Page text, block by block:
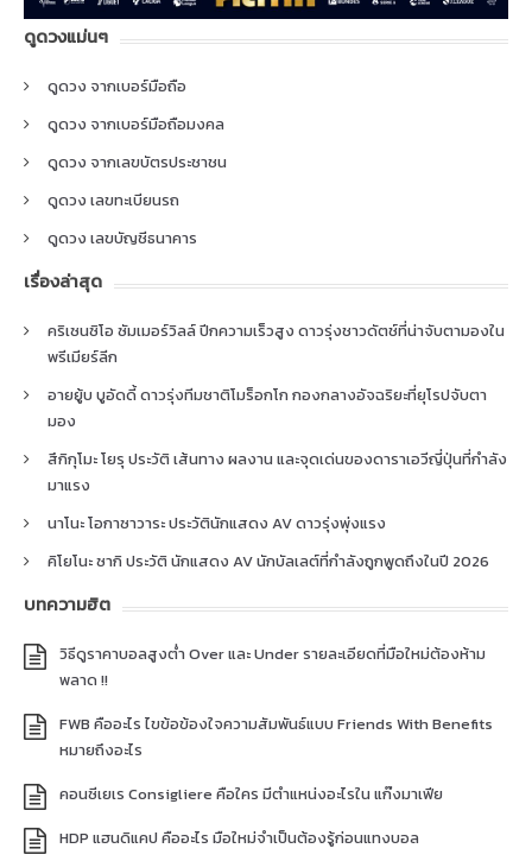
ดูดวงแม่นๆ
ดูดวง จากเบอร์มือถือ
ดูดวง จากเบอร์มือถือมงคล
ดูดวง จากเลขบัตรประชาชน
ดูดวง เลขทะเบียนรถ
ดูดวง เลขบัญชีธนาคาร
เรื่องล่าสุด
คริเซนซิโอ ซัมเมอร์วิลล์ ปีกความเร็วสูง ดาวรุ่งชาวดัตช์ที่น่าจับตามองใน
พรีเมียร์ลีก
อายยู้บ บูอัดดี้ ดาวรุ่งทีมชาติโมร็อกโก กองกลางอัจฉริยะที่ยุโรปจับตา
มอง
สึกิกุโมะ โยรุ ประวัติ เส้นทาง ผลงาน และจุดเด่นของดาราเอวีญี่ปุ่นที่กำลัง
มาแรง
นาโนะ โอกาซาวาระ ประวัตินักแสดง AV ดาวรุ่งพุ่งแรง
คิโยโนะ ซากิ ประวัติ นักแสดง AV นักบัลเลต์ที่กำลังถูกพูดถึงในปี 2026
บทความฮิต
วิธีดูราคาบอลสูงต่ำ Over และ Under รายละเอียดที่มือใหม่ต้องห้าม
พลาด !!
FWB คืออะไร ไขข้อข้องใจความสัมพันธ์แบบ Friends With Benefits
หมายถึงอะไร
คอนซีเยเร Consigliere คือใคร มีตำแหน่งอะไรใน แก๊งมาเฟีย
HDP แฮนดิแคป คืออะไร มือใหม่จำเป็นต้องรู้ก่อนแทงบอล